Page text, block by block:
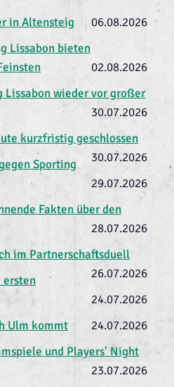
in Altensteig
06.08.2026
Lissabon bieten
02.08.2026
Lissabon wieder vor großer
30.07.2026
kurzfristig geschlossen
30.07.2026
Sporting
29.07.2026
Fakten über den
28.07.2026
im Partnerschaftsduell
26.07.2026
ersten
24.07.2026
Ulm kommt
24.07.2026
und Players' Night
23.07.2026